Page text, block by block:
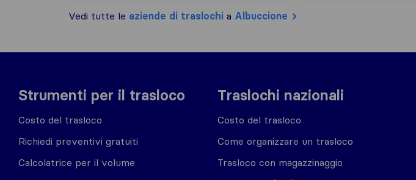
Vedi tutte le aziende di traslochi a Albuccione
Strumenti per il trasloco
Costo del trasloco
Richiedi preventivi gratuiti
Calcolatrice per il volume
Traslochi nazionali
Costo del trasloco
Come organizzare un trasloco
Trasloco con magazzinaggio